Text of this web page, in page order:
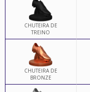
CHUTEIRA DE
TREINO
CHUTEIRA DE
BRONZE